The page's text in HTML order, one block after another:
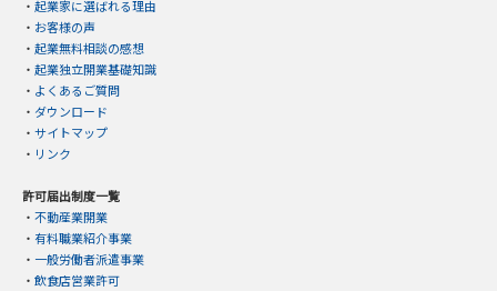
・ 起業家に選ばれる理由
・ お客様の声
・ 起業無料相談の感想
・ 起業独立開業基礎知識
・ よくあるご質問
・ ダウンロード
・ サイトマップ
・ リンク
許可届出制度一覧
・ 不動産業開業
・ 有料職業紹介事業
・ 一般労働者派遣事業
・ 飲食店営業許可